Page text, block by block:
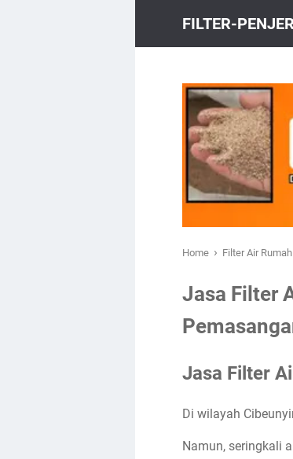
FILTER-
Home › Filter Air
Jasa Filter
Jasa Filter
Di wilayah
Namun, seringkali